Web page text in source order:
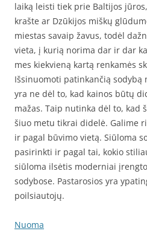
laiką leisti tiek prie Baltijos
krašte ar Dzūkijos miškų
miestas savaip žavus, todėl
vieta, į kurią norima dar ir dar
mes kiekvieną kartą renkamės
Išsinuomoti patinkančią sodybą
yra ne dėl to, kad kainos būtų
mažas. Taip nutinka dėl to, kad
šiuo metu tikrai didelė. Galime
ir pagal būvimo vietą. Siūloma
pasirinkti ir pagal tai, kokio
siūloma ilsėtis moderniai
sodybose. Pastarosios yra
poilsiautojų.
Nuoma